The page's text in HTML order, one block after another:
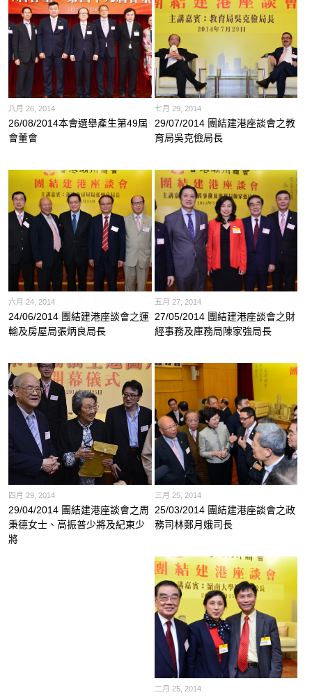
八月 26, 2014
26/08/2014本會選舉產生第49屆
會董會
七月 29, 2014
29/07/2014 團結建港座談會之教
育局吳克儉局長
六月 24, 2014
24/06/2014 團結建港座談會之運
輸及房屋局張炳良局長
五月 27, 2014
27/05/2014 團結建港座談會之財
經事務及庫務局陳家強局長
四月 29, 2014
29/04/2014 團結建港座談會之周
秉德女士、高振普少將及紀東少
將
三月 25, 2014
25/03/2014 團結建港座談會之政
務司林鄭月娥司長
二月 25, 2014